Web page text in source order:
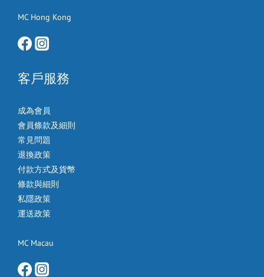
MC Hong Kong
客戶服務
成為會員
會員條款及細則
常見問題
退換政策
付款方式及貨幣
條款與細則
私隱政策
運送政策
MC Macau